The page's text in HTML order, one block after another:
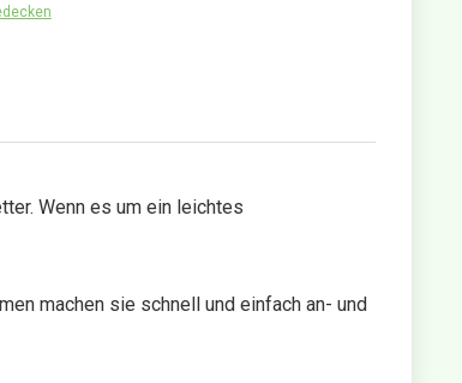
Wenn es um ein leichtes
machen sie schnell und einfach an- und